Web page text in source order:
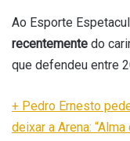
Ao Esporte
recentemente do
que defendeu entre
+ Pedro Ernesto
deixar a Arena: “Alma